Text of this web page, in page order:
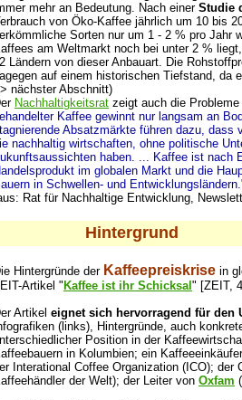
mehr an Bedeutung. Nach einer Studie
von Öko-Kaffee jährlich um 10 bis
Sorten nur um 1 - 2 % pro Jahr
am Weltmarkt noch bei unter 2 %
Ländern von dieser Anbauart. Die
auf einem historischen Tiefstand, da
nächster Abschnitt)
Nachhaltigkeitsrat zeigt auch die
Kaffee gewinnt nur langsam an
Absatzmärkte führen dazu, dass
nachhaltig wirtschaften, ohne politische
haben. ... Kaffee ist nach
im globalen Markt und die
in Schwellen- und Entwicklungsländern.
Rat für Nachhaltige Entwicklung,
Hintergrund
Hintergründe der Kaffeepreiskrise in
Artikel " Kaffee ist ihr Schicksal " [ZEIT,
Artikel eignet sich hervorragend für den
(links), Hintergründe, auch
Position in der
in Kolumbien; ein
Interational Coffee Organization (ICO); der
der Welt); der Leiter von Oxfam